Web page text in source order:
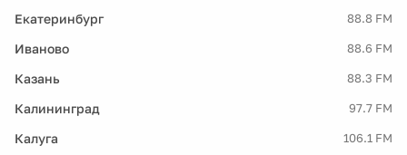
Екатеринбург 88.8 FM
Иваново 88.6 FM
Казань 88.3 FM
Калининград 97.7 FM
Калуга 106.1 FM